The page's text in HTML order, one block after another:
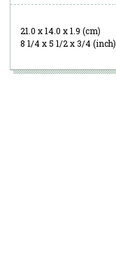
21.0 x 14.0 x 1.9 (cm)
8 1/4 x 5 1/2 x 3/4 (inch)